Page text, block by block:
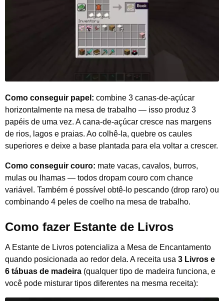
Como conseguir papel: combine 3 canas-de-açúcar
horizontalmente na mesa de trabalho — isso produz 3
papéis de uma vez. A cana-de-açúcar cresce nas margens
de rios, lagos e praias. Ao colhê-la, quebre os caules
superiores e deixe a base plantada para ela voltar a crescer.
Como conseguir couro: mate vacas, cavalos, burros,
mulas ou lhamas — todos dropam couro com chance
variável. Também é possível obtê-lo pescando (drop raro) ou
combinando 4 peles de coelho na mesa de trabalho.
Como fazer Estante de Livros
A Estante de Livros potencializa a Mesa de Encantamento
quando posicionada ao redor dela. A receita usa 3 Livros e
6 tábuas de madeira (qualquer tipo de madeira funciona, e
você pode misturar tipos diferentes na mesma receita):